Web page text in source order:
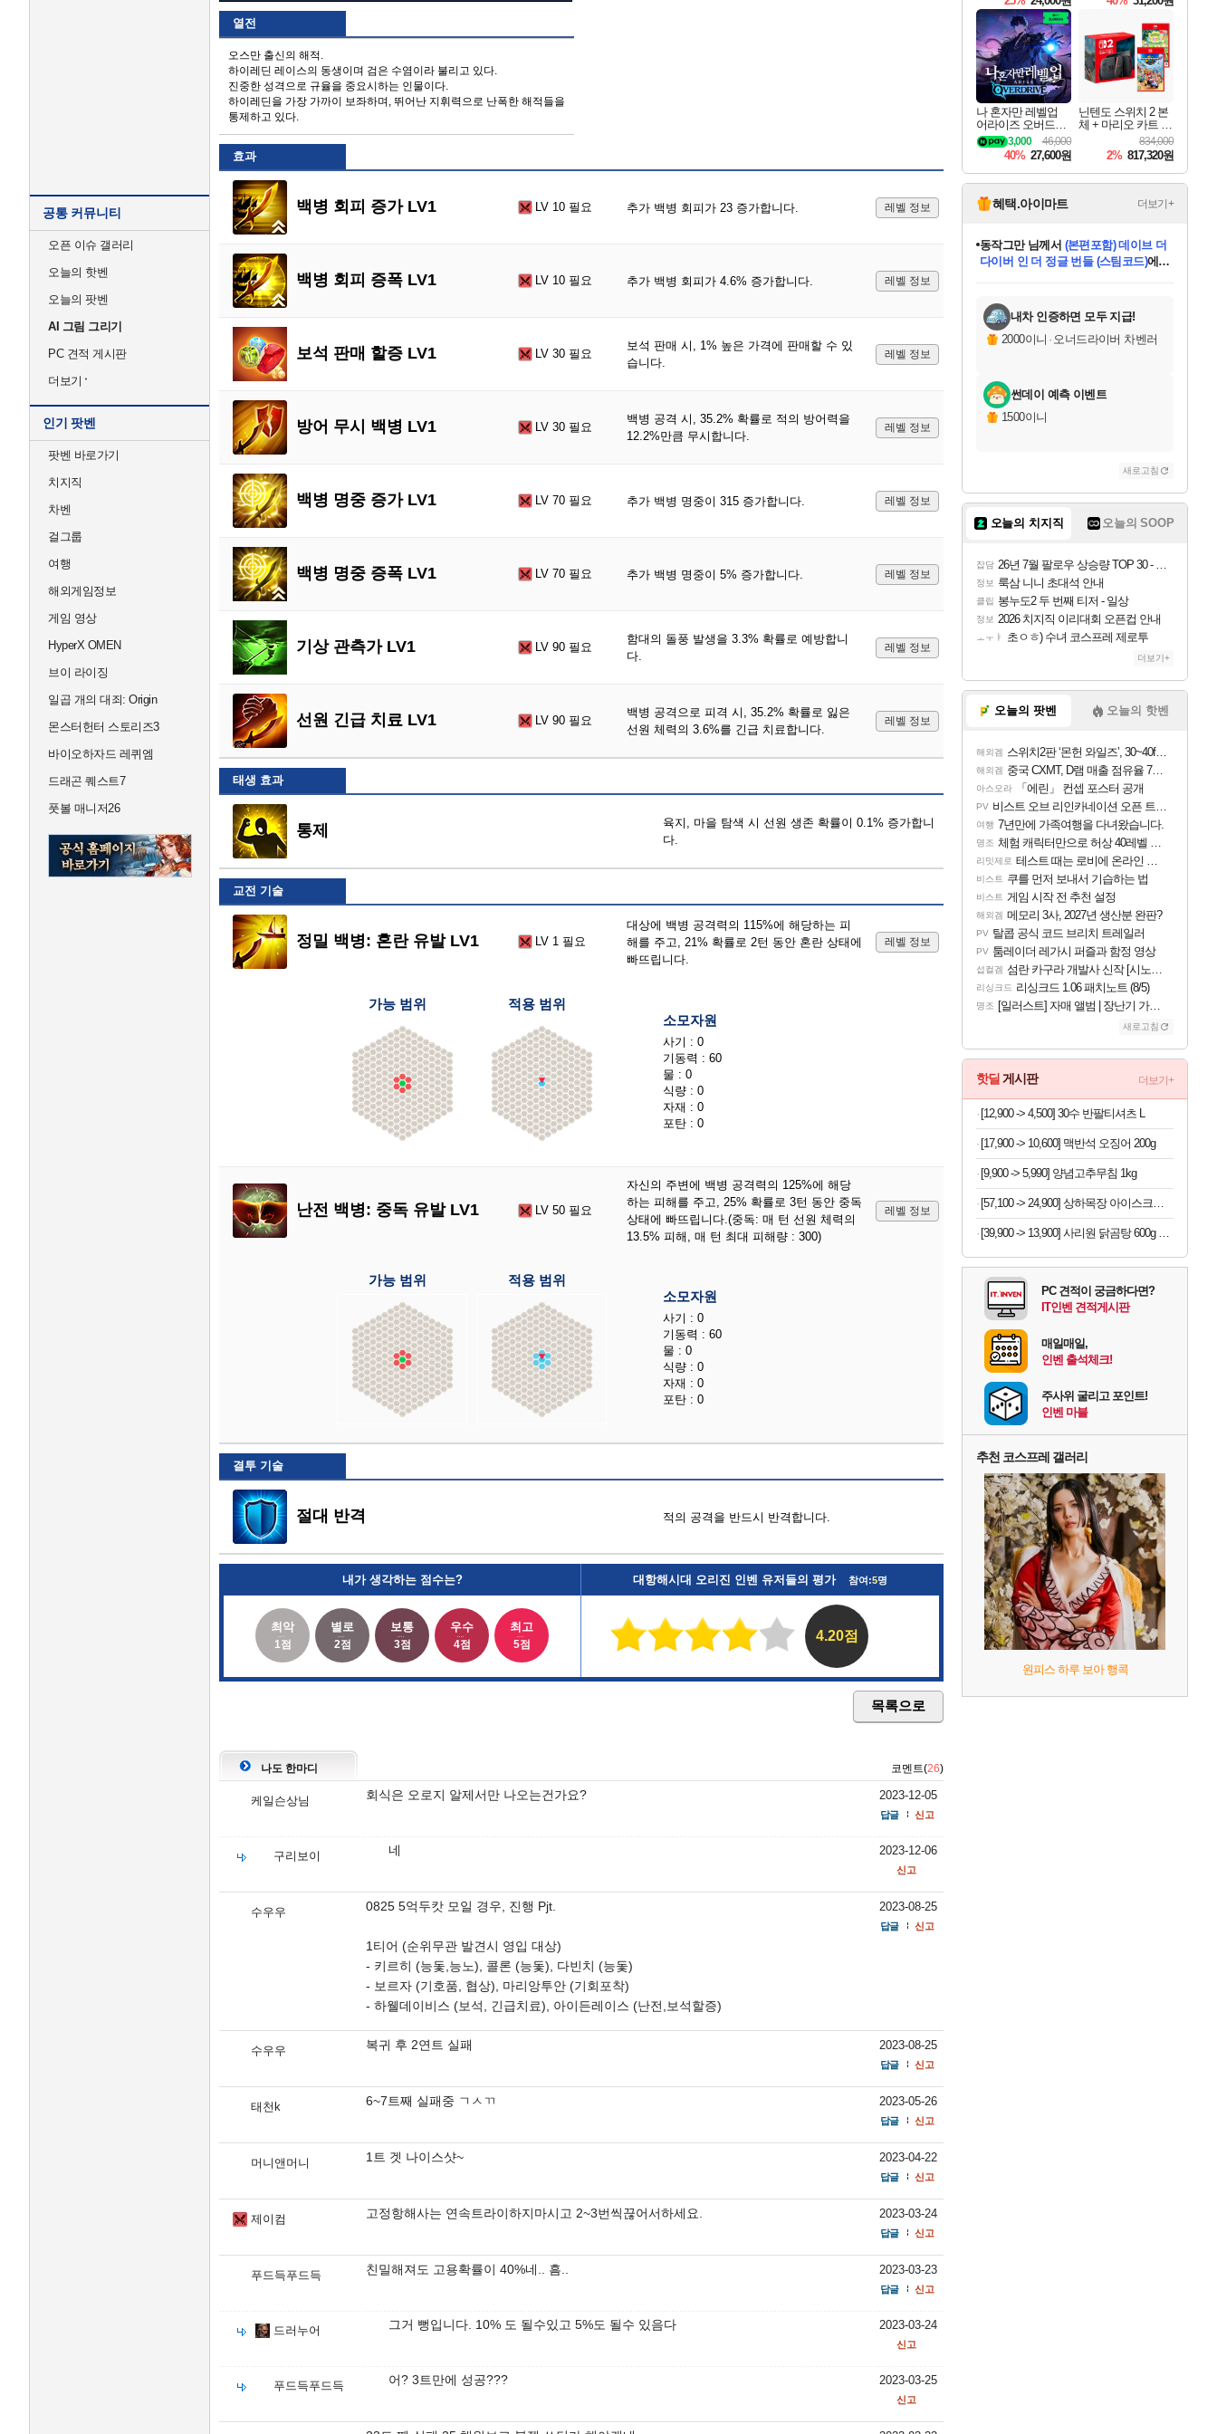
공통 커뮤니티
오픈 이슈 갤러리
오늘의 핫벤
오늘의 팟벤
AI 그림 그리기
PC 견적 게시판
더보기
인기 팟벤
팟벤 바로가기
치지직
차벤
걸그룹
여행
해외게임정보
게임 영상
HyperX OMEN
브이 라이징
일곱 개의 대죄: Origin
몬스터헌터 스토리즈3
바이오하자드 레퀴엠
드래곤 퀘스트7
풋볼 매니저26
열전
오스만 출신의 해적.
하이레딘 레이스의 동생이며 검은 수염이라 불리고 있다.
진중한 성격으로 규율을 중요시하는 인물이다.
하이레딘을 가장 가까이 보좌하며, 뛰어난 지휘력으로 난폭한 해적들을
통제하고 있다.
효과
백병 회피 증가 LV1 LV 10 필요 추가 백병 회피가 23 증가합니다. 레벨 정보
백병 회피 증폭 LV1 LV 10 필요 추가 백병 회피가 4.6% 증가합니다. 레벨 정보
보석 판매 할증 LV1 LV 30 필요
보석 판매 시, 1% 높은 가격에 판매할 수 있
습니다.
레벨 정보
방어 무시 백병 LV1 LV 30 필요
백병 공격 시, 35.2% 확률로 적의 방어력을
12.2%만큼 무시합니다.
레벨 정보
백병 명중 증가 LV1 LV 70 필요 추가 백병 명중이 315 증가합니다. 레벨 정보
백병 명중 증폭 LV1 LV 70 필요 추가 백병 명중이 5% 증가합니다. 레벨 정보
기상 관측가 LV1 LV 90 필요
함대의 돌풍 발생을 3.3% 확률로 예방합니
다.
레벨 정보
선원 긴급 치료 LV1 LV 90 필요
백병 공격으로 피격 시, 35.2% 확률로 잃은
선원 체력의 3.6%를 긴급 치료합니다.
레벨 정보
태생 효과
통제
육지, 마을 탐색 시 선원 생존 확률이 0.1% 증가합니
다.
교전 기술
정밀 백병: 혼란 유발 LV1 LV 1 필요
대상에 백병 공격력의 115%에 해당하는 피
해를 주고, 21% 확률로 2턴 동안 혼란 상태에
빠뜨립니다.
레벨 정보
가능 범위
적용 범위
소모자원
사기 : 0
기동력 : 60
물 : 0
식량 : 0
자재 : 0
포탄 : 0
난전 백병: 중독 유발 LV1 LV 50 필요
자신의 주변에 백병 공격력의 125%에 해당
하는 피해를 주고, 25% 확률로 3턴 동안 중독
상태에 빠뜨립니다.(중독: 매 턴 선원 체력의
13.5% 피해, 매 턴 최대 피해량 : 300)
레벨 정보
가능 범위
적용 범위
소모자원
사기 : 0
기동력 : 60
물 : 0
식량 : 0
자재 : 0
포탄 : 0
결투 기술
절대 반격 적의 공격을 반드시 반격합니다.
내가 생각하는 점수는?
최악
1점
별로
2점
보통
3점
우수
4점
최고
5점
대항해시대 오리진 인벤 유저들의 평가 참여:5명
4.20점
목록으로
나도 한마디 코멘트(26)
케일슨상님 회식은 오로지 알제서만 나오는건가요? 2023-12-05
답글 신고
구리보이 네 2023-12-06
신고
수우우 0825 5억두캇 모일 경우, 진행 Pjt.
1티어 (순위무관 발견시 영입 대상)
- 키르히 (능돛,능노), 콜론 (능돛), 다빈치 (능돛)
- 보르자 (기호품, 협상), 마리앙투안 (기회포착)
- 하웰데이비스 (보석, 긴급치료), 아이든레이스 (난전,보석할증)
2023-08-25
답글 신고
수우우 복귀 후 2연트 실패 2023-08-25
답글 신고
태천k 6~7트째 실패중 ㄱㅅㄲ 2023-05-26
답글 신고
머니앤머니 1트 겟 나이스샷~ 2023-04-22
답글 신고
제이컴 고정항해사는 연속트라이하지마시고 2~3번씩끊어서하세요. 2023-03-24
답글 신고
푸드득푸드득 친밀해져도 고용확률이 40%네.. 흠.. 2023-03-23
답글 신고
드러누어 그거 뻥입니다. 10% 도 될수있고 5%도 될수 있음다 2023-03-24
신고
푸드득푸드득 어? 3트만에 성공??? 2023-03-25
신고
Overdrive Deluxe Edi
나 혼자만 레벨업
어라이즈 오버드라
이브 Solo Leveling A
rise
46,000
3,000
40% 27,600원
닌텐도 스위치 2 본
체 + 마리오 카트 월
드 + 포켓몬 포코피
아 번들
834,000
2% 817,320원
혜택.아이마트 더보기+
당첨되셨습니다.
당첨되셨습니다.
당첨되셨습니다.
동작그만님께서 (본편포함) 데이브 더
다이버 인 더 정글 번들 (스팀코드)에
에디션 (스팀코드)를 교환.
당첨되셨습니다.
당첨되셨습니다.
당첨되셨습니다.
당첨되셨습니다.
내차 인증하면 모두 지급!
2000이니 · 오너드라이버 차벤러
썬데이 예측 이벤트
1500이니
새로고침
오늘의 치지직 오늘의 SOOP
잡담 26년 7월 팔로우 상승량 TOP 30 - 월간 치지직
정보 룩삼 니니 초대석 안내
클립 봉누도2 두 번째 티저 - 일상
정보 2026 치지직 이리대회 오픈컵 안내
ㅗㅜㅑ 초ㅇㅎ) 수녀 코스프레 제로투
더보기+
오늘의 팟벤 오늘의 핫벤
해외겜 스위치2판 ‘몬헌 와일즈’, 30~40fps 목표 추정
해외겜 중국 CXMT, D램 매출 점유율 7%…글로벌 4위로 부상
아스오라 「에린」 컨셉 포스터 공개
PV 비스트 오브 리인카네이션 오픈 트레일러
여행 7년만에 가족여행을 다녀왔습니다.
명조 체험 캐릭터만으로 허상 40레벨 하이와티아 5분 컷!｜에이메스·린네·모니에 명함
리밋제로 테스트 때는 로비에 온라인 기능이 있는데
비스트 쿠를 먼저 보내서 기습하는 법
비스트 게임 시작 전 추천 설정
해외겜 메모리 3사, 2027년 생산분 완판?
PV 탈콥 공식 코드 브리치 트레일러
PV 툼레이더 레가시 퍼즐과 함정 영상
섭컬겜 섬란 카구라 개발사 신작 [시노비 넥서스] 연내 출시 예정
리싱크드 리싱크드 1.06 패치노트 (8/5)
명조 [일러스트] 자매 앨범 | 장난기 가득한 오후의 공원 (리메이크판)
새로고침
핫딜 게시판 더보기+
[12,900 -> 4,500] 30수 반팔티셔츠 L
[17,900 -> 10,600] 맥반석 오징어 200g
[9,900 -> 5,990] 양념고추무침 1kg
[57,100 -> 24,900] 상하목장 아이스크림 8개 (초코+프로즌그릭요거트+바이오요거트파르페)
[39,900 -> 13,900] 사리원 닭곰탕 600g x 4팩
PC 견적이 궁금하다면?
IT인벤 견적게시판
매일매일,
인벤 출석체크!
주사위 굴리고 포인트!
인벤 마블
추천 코스프레 갤러리
원피스 하루 보아 행콕